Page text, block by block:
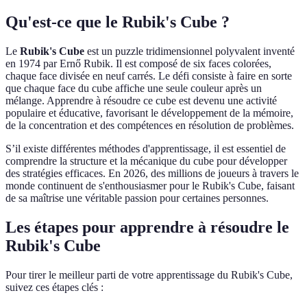
Qu'est-ce que le Rubik's Cube ?
Le Rubik's Cube est un puzzle tridimensionnel polyvalent inventé
en 1974 par Ernő Rubik. Il est composé de six faces colorées,
chaque face divisée en neuf carrés. Le défi consiste à faire en sorte
que chaque face du cube affiche une seule couleur après un
mélange. Apprendre à résoudre ce cube est devenu une activité
populaire et éducative, favorisant le développement de la mémoire,
de la concentration et des compétences en résolution de problèmes.
S’il existe différentes méthodes d'apprentissage, il est essentiel de
comprendre la structure et la mécanique du cube pour développer
des stratégies efficaces. En 2026, des millions de joueurs à travers le
monde continuent de s'enthousiasmer pour le Rubik's Cube, faisant
de sa maîtrise une véritable passion pour certaines personnes.
Les étapes pour apprendre à résoudre le
Rubik's Cube
Pour tirer le meilleur parti de votre apprentissage du Rubik's Cube,
suivez ces étapes clés :